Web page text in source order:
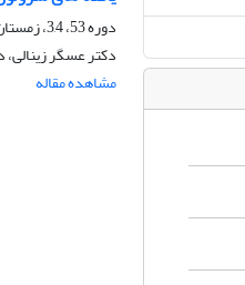
دوره 53، 3,4، زمستان 1377
دکتر عسگر
مشاهده مقاله